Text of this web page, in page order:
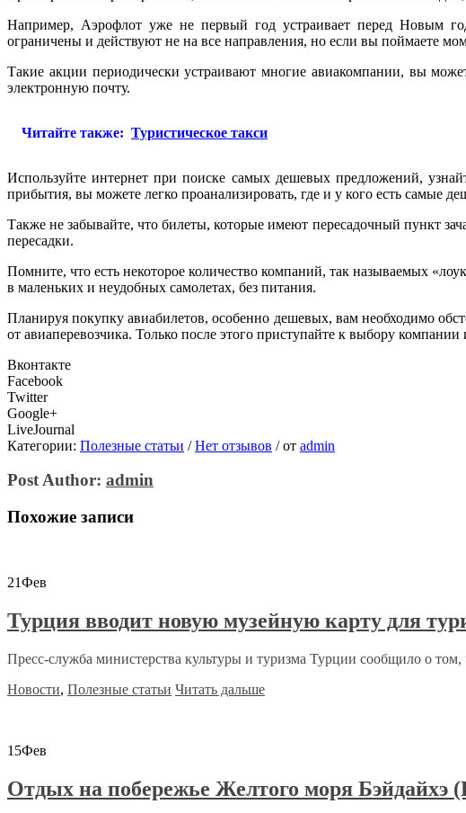
Например, Аэрофлот уже не первый год устраивает перед Новым
ограничены и действуют не на все направления, но если вы поймаете
Такие акции периодически устраивают многие авиакомпании, вы
электронную почту.
Читайте также: Туристическое такси
Используйте интернет при поиске самых дешевых предложений,
прибытия, вы можете легко проанализировать, где и у кого есть самые
Также не забывайте, что билеты, которые имеют пересадочный пункт
пересадки.
Помните, что есть некоторое количество компаний, так называемых
в маленьких и неудобных самолетах, без питания.
Планируя покупку авиабилетов, особенно дешевых, вам необходимо
от авиаперевозчика. Только после этого приступайте к выбору
Вконтакте
Facebook
Twitter
Google+
LiveJournal
Категории: Полезные статьи / Нет отзывов /от admin
Post Author: admin
Похожие записи
21Фев
Турция вводит новую музейную карту для
Пресс-служба министерства культуры и туризма Турции сообщило о том,
Новости, Полезные статьи Читать дальше
15Фев
Отдых на побережье Желтого моря Бэйдайхэ